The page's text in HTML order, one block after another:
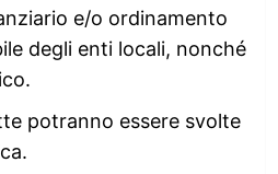
e/o ordinamento
degli enti locali, nonché
potranno essere svolte